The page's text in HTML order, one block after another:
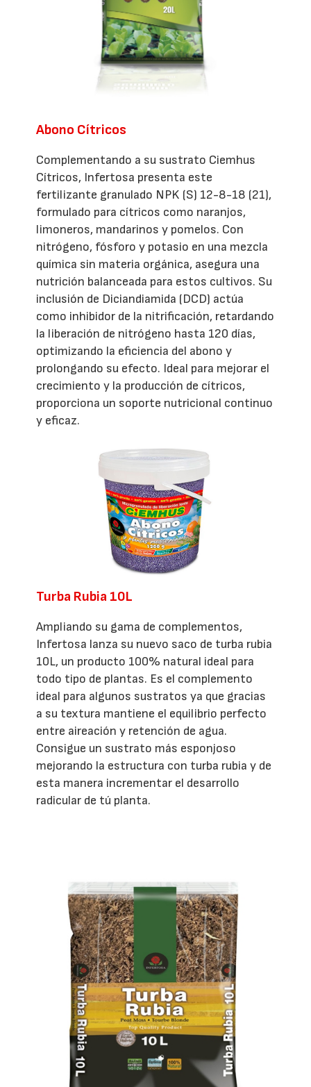
Abono Cítricos
Complementando a su sustrato Ciemhus
Cítricos, Infertosa presenta este
fertilizante granulado NPK (S) 12-8-18 (21),
formulado para cítricos como naranjos,
limoneros, mandarinos y pomelos. Con
nitrógeno, fósforo y potasio en una mezcla
química sin materia orgánica, asegura una
nutrición balanceada para estos cultivos. Su
inclusión de Diciandiamida (DCD) actúa
como inhibidor de la nitrificación, retardando
la liberación de nitrógeno hasta 120 días,
optimizando la eficiencia del abono y
prolongando su efecto. Ideal para mejorar el
crecimiento y la producción de cítricos,
proporciona un soporte nutricional continuo
y eficaz.
Turba Rubia 10L
Ampliando su gama de complementos,
Infertosa lanza su nuevo saco de turba rubia
10L, un producto 100% natural ideal para
todo tipo de plantas. Es el complemento
ideal para algunos sustratos ya que gracias
a su textura mantiene el equilibrio perfecto
entre aireación y retención de agua.
Consigue un sustrato más esponjoso
mejorando la estructura con turba rubia y de
esta manera incrementar el desarrollo
radicular de tú planta.